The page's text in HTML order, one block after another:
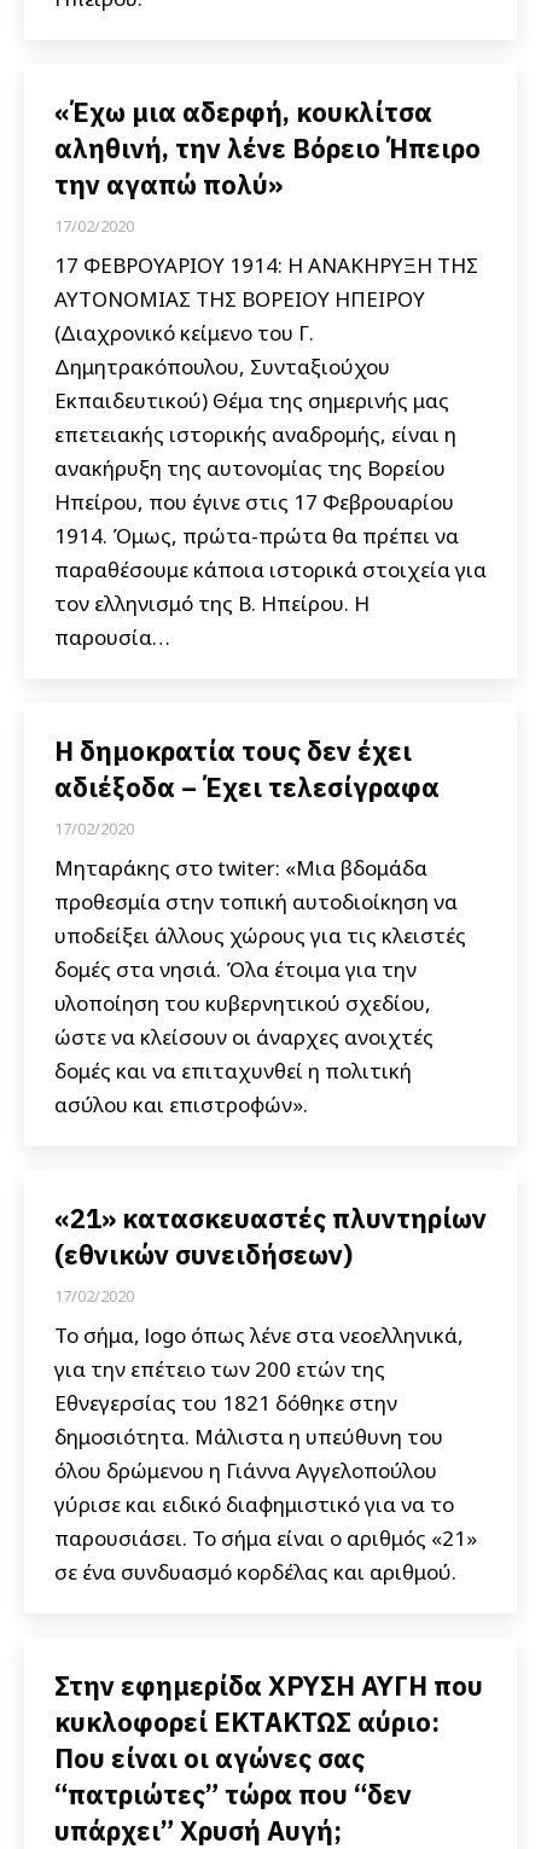
«Έχω μια αδερφή, κουκλίτσα
αληθινή, την λένε Βόρειο Ήπειρο
την αγαπώ πολύ»
17/02/2020
17 ΦΕΒΡΟΥΑΡΙΟΥ 1914: Η ΑΝΑΚΗΡΥΞΗ ΤΗΣ
ΑΥΤΟΝΟΜΙΑΣ ΤΗΣ ΒΟΡΕΙΟΥ ΗΠΕΙΡΟΥ
(Διαχρονικό κείμενο του Γ.
Δημητρακόπουλου, Συνταξιούχου
Εκπαιδευτικού) Θέμα της σημερινής μας
επετειακής ιστορικής αναδρομής, είναι η
ανακήρυξη της αυτονομίας της Βορείου
Ηπείρου, που έγινε στις 17 Φεβρουαρίου
1914. Όμως, πρώτα-πρώτα θα πρέπει να
παραθέσουμε κάποια ιστορικά στοιχεία για
τον ελληνισμό της Β. Ηπείρου. Η
παρουσία…
Η δημοκρατία τους δεν έχει
αδιέξοδα – Έχει τελεσίγραφα
17/02/2020
Μηταράκης στο twiter: «Μια βδομάδα
προθεσμία στην τοπική αυτοδιοίκηση να
υποδείξει άλλους χώρους για τις κλειστές
δομές στα νησιά. Όλα έτοιμα για την
υλοποίηση του κυβερνητικού σχεδίου,
ώστε να κλείσουν οι άναρχες ανοιχτές
δομές και να επιταχυνθεί η πολιτική
ασύλου και επιστροφών».
«21» κατασκευαστές πλυντηρίων
(εθνικών συνειδήσεων)
17/02/2020
Το σήμα, logo όπως λένε στα νεοελληνικά,
για την επέτειο των 200 ετών της
Εθνεγερσίας του 1821 δόθηκε στην
δημοσιότητα. Μάλιστα η υπεύθυνη του
όλου δρώμενου η Γιάννα Αγγελοπούλου
γύρισε και ειδικό διαφημιστικό για να το
παρουσιάσει. Το σήμα είναι ο αριθμός «21»
σε ένα συνδυασμό κορδέλας και αριθμού.
Στην εφημερίδα ΧΡΥΣΗ ΑΥΓΗ που
κυκλοφορεί ΕΚΤΑΚΤΩΣ αύριο:
Που είναι οι αγώνες σας
“πατριώτες” τώρα που “δεν
υπάρχει” Χρυσή Αυγή;